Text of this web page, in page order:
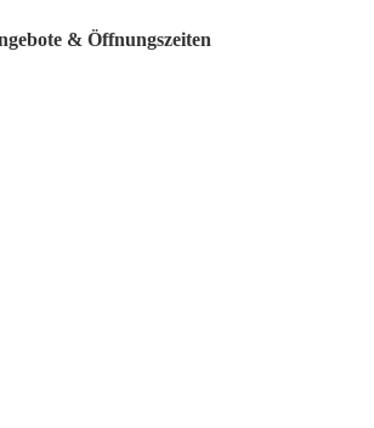
& Öffnungszeiten